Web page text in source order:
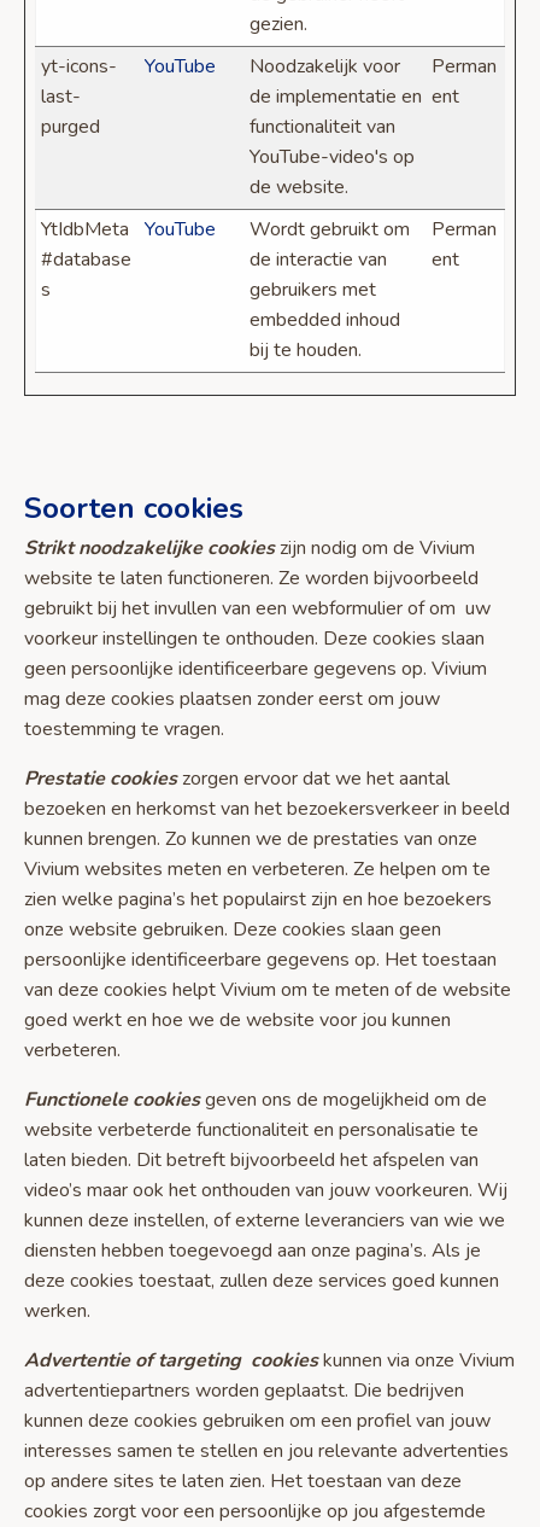
gezien.
yt-icons-
last-
purged
YouTube
Noodzakelijk voor
de implementatie en
functionaliteit van
YouTube-video's op
de website.
Perman
ent
YtIdbMeta
#database
s
YouTube
Wordt gebruikt om
de interactie van
gebruikers met
embedded inhoud
bij te houden.
Perman
ent
Soorten cookies
Strikt noodzakelijke cookieszijn nodig om de Vivium
website te laten functioneren. Ze worden bijvoorbeeld
gebruikt bij het invullen van een webformulier of om uw
voorkeur instellingen te onthouden. Deze cookies slaan
geen persoonlijke identificeerbare gegevens op. Vivium
mag deze cookies plaatsen zonder eerst om jouw
toestemming te vragen.
Prestatie cookieszorgen ervoor dat we het aantal
bezoeken en herkomst van het bezoekersverkeer in beeld
kunnen brengen. Zo kunnen we de prestaties van onze
Vivium websites meten en verbeteren. Ze helpen om te
zien welke pagina’s het populairst zijn en hoe bezoekers
onze website gebruiken. Deze cookies slaan geen
persoonlijke identificeerbare gegevens op. Het toestaan
van deze cookies helpt Vivium om te meten of de website
goed werkt en hoe we de website voor jou kunnen
verbeteren.
Functionele cookiesgeven ons de mogelijkheid om de
website verbeterde functionaliteit en personalisatie te
laten bieden. Dit betreft bijvoorbeeld het afspelen van
video’s maar ook het onthouden van jouw voorkeuren. Wij
kunnen deze instellen, of externe leveranciers van wie we
diensten hebben toegevoegd aan onze pagina’s. Als je
deze cookies toestaat, zullen deze services goed kunnen
werken.
Advertentie of targeting cookieskunnen via onze Vivium
advertentiepartners worden geplaatst. Die bedrijven
kunnen deze cookies gebruiken om een profiel van jouw
interesses samen te stellen en jou relevante advertenties
op andere sites te laten zien. Het toestaan van deze
cookies zorgt voor een persoonlijke op jou afgestemde